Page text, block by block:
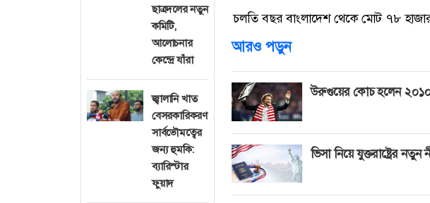
ছাত্রদলের নতুন
কমিটি,
আলোচনার
কেন্দ্রে যাঁরা
জ্বালানি খাত
বেসরকারিকরণ
সার্বভৌমত্বের
জন্য হুমকি:
ব্যারিস্টার
ফুয়াদ
চলতি বছর বাংলাদেশ থেকে মোট ৭৮
আরও পড়ুন
উরুগুয়ের কোচ হলেন ২০১০
ভিসা নিয়ে যুক্তরাষ্ট্রের নতুন